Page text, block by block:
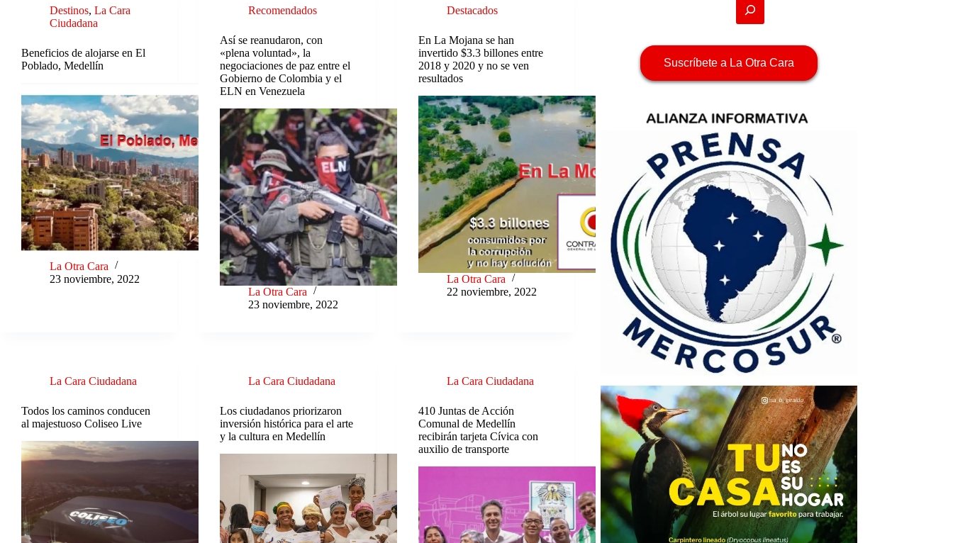
Destinos, La Cara
Ciudadana
Beneficios de alojarse en El
Poblado, Medellín
La Otra Cara
23 noviembre, 2022
Recomendados
Así se reanudaron, con
«plena voluntad», la
negociaciones de paz entre el
Gobierno de Colombia y el
ELN en Venezuela
La Otra Cara
23 noviembre, 2022
Destacados
En La Mojana se han
invertido $3.3 billones entre
2018 y 2020 y no se ven
resultados
La Otra Cara
22 noviembre, 2022
La Cara Ciudadana
Todos los caminos conducen
al majestuoso Coliseo Live
La Cara Ciudadana
Los ciudadanos priorizaron
inversión histórica para el arte
y la cultura en Medellín
La Cara Ciudadana
410 Juntas de Acción
Comunal de Medellín
recibirán tarjeta Cívica con
auxilio de transporte
Suscríbete a La Otra Cara